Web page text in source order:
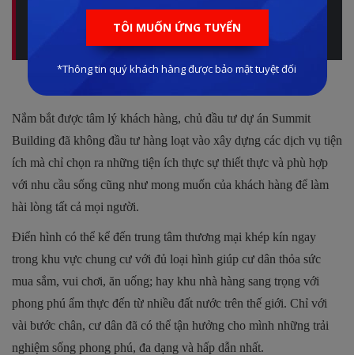
bài viết của chuyên gia Lê Đình Phong tại đây để có lựa
Nắm bắt được tâm lý khách hàng, chủ đầu tư dự án Summit
Building đã không đầu tư hàng loạt vào xây dựng các dịch vụ tiện
ích mà chỉ chọn ra những tiện ích thực sự thiết thực và phù hợp
với nhu cầu sống cũng như mong muốn của khách hàng để làm
hài lòng tất cả mọi người.
Điển hình có thể kể đến trung tâm thương mại khép kín ngay
trong khu vực chung cư với đủ loại hình giúp cư dân thỏa sức
mua sắm, vui chơi, ăn uống; hay khu nhà hàng sang trọng với
phong phú ẩm thực đến từ nhiều đất nước trên thế giới. Chỉ với
vài bước chân, cư dân đã có thể tận hưởng cho mình những trải
nghiệm sống phong phú, đa dạng và hấp dẫn nhất.